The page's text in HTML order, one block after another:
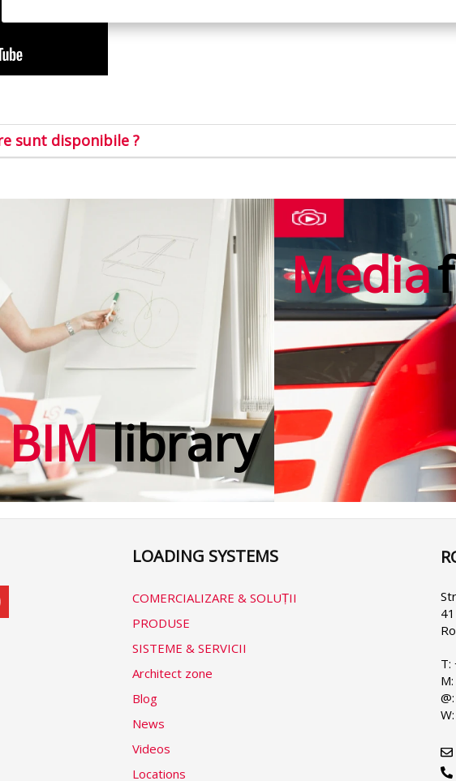
sunt disponibile ?
BIMlibrary
Media
LOADING SYSTEMS
COMERCIALIZARE & SOLUṬII
PRODUSE
SISTEME & SERVICII
Architect zone
Blog
News
Videos
Locations
T: